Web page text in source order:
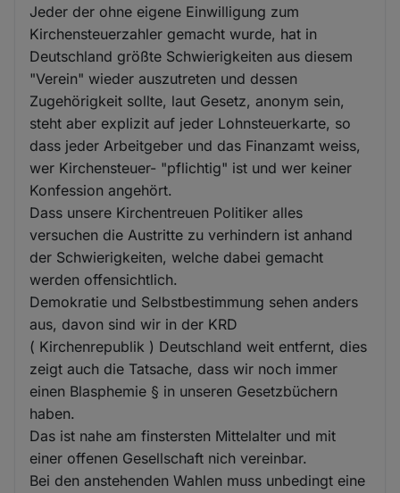
Jeder der ohne eigene Einwilligung zum
Kirchensteuerzahler gemacht wurde, hat in
Deutschland größte Schwierigkeiten aus diesem
"Verein" wieder auszutreten und dessen
Zugehörigkeit sollte, laut Gesetz, anonym sein,
steht aber explizit auf jeder Lohnsteuerkarte, so
dass jeder Arbeitgeber und das Finanzamt weiss,
wer Kirchensteuer- "pflichtig" ist und wer keiner
Konfession angehört.
Dass unsere Kirchentreuen Politiker alles
versuchen die Austritte zu verhindern ist anhand
der Schwierigkeiten, welche dabei gemacht
werden offensichtlich.
Demokratie und Selbstbestimmung sehen anders
aus, davon sind wir in der KRD
( Kirchenrepublik ) Deutschland weit entfernt, dies
zeigt auch die Tatsache, dass wir noch immer
einen Blasphemie § in unseren Gesetzbüchern
haben.
Das ist nahe am finstersten Mittelalter und mit
einer offenen Gesellschaft nich vereinbar.
Bei den anstehenden Wahlen muss unbedingt eine